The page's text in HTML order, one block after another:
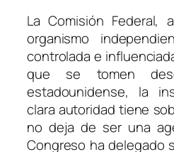
La Comisión
organismo
controlada e
que se tomen
estadounidense, la
clara autoridad tiene
no deja de ser una
Congreso ha delegado